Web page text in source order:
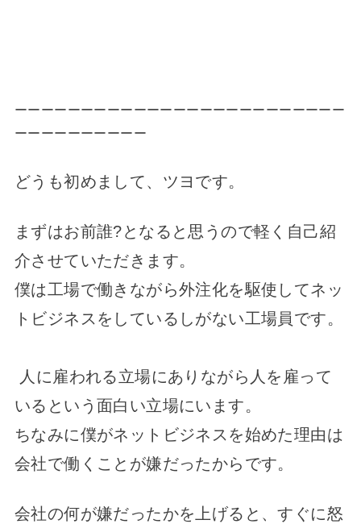
ーーーーーーーーーーーーーーーーーーーーーーーーー
ーーーーーーーーーー
どうも初めまして、ツヨです。
まずはお前誰?となると思うので軽く自己紹
介させていただきます。
僕は工場で働きながら外注化を駆使してネッ
トビジネスをしているしがない工場員です。
人に雇われる立場にありながら人を雇って
いるという面白い立場にいます。
ちなみに僕がネットビジネスを始めた理由は
会社で働くことが嫌だったからです。
会社の何が嫌だったかを上げると、すぐに怒